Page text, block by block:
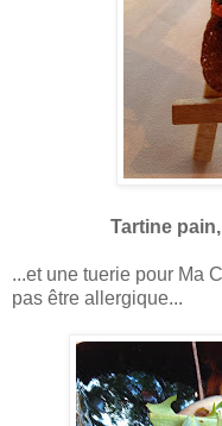
Tartine
...et une tuerie pour Ma
pas être allergique...